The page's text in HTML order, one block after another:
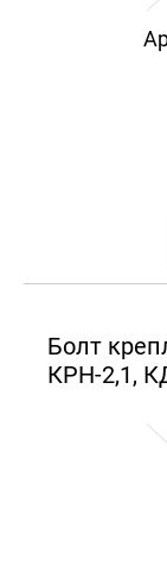
Болт
КРН-2,1,